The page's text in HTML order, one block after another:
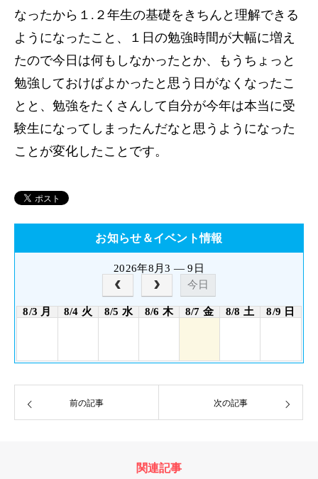
なったから１.２年生の基礎をきちんと理解できる
ようになったこと、１日の勉強時間が大幅に増え
たので今日は何もしなかったとか、もうちょっと
勉強しておけばよかったと思う日がなくなったこ
とと、勉強をたくさんして自分が今年は本当に受
験生になってしまったんだなと思うようになった
ことが変化したことです。
お知らせ＆イベント情報
2026年8月3 — 9日
今日
8/3 月 8/4 火 8/5 水 8/6 木 8/7 金 8/8 土 8/9 日
前の記事 次の記事
関連記事